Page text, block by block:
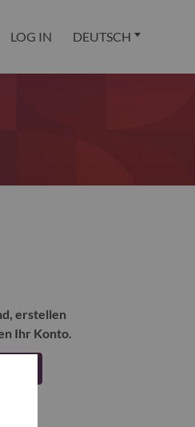
LOG IN DEUTSCH
erstellen
Ihr Konto.